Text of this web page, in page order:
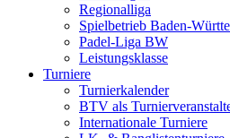
Regionalliga
Spielbetrieb Baden-
Padel-Liga BW
Leistungsklasse
Turniere
Turnierkalender
BTV als
Internationale Turniere